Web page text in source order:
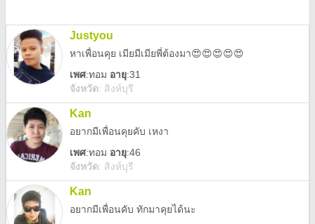
Justyou
หาเพื่อนคุย เมียมีเมียพี่ต้องมา😍😍😍😍😍
เพศ:ทอม อายุ:31
จังหวัด: สิงห์บุรี
Kan
อยากมีเพื่อนคุยคับ เหงา
เพศ:ทอม อายุ:46
จังหวัด: สิงห์บุรี
Kan
อยากมีเพื่อนคับ ทักมาคุยได้นะ